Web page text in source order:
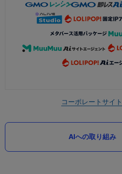
コーポレートサイト
AIへの取り組み